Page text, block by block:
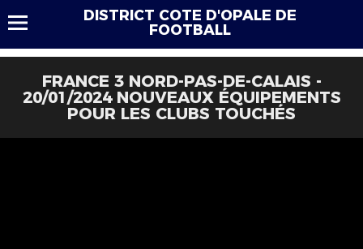
DISTRICT COTE D'OPALE DE
FOOTBALL
FRANCE 3 NORD-PAS-DE-CALAIS -
20/01/2024 NOUVEAUX ÉQUIPEMENTS
POUR LES CLUBS TOUCHÉS